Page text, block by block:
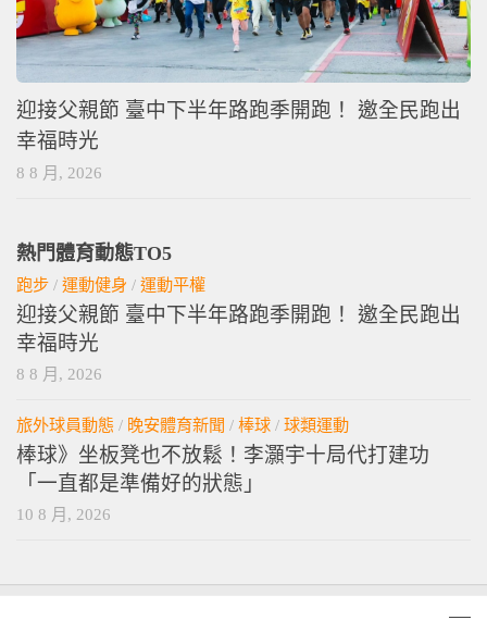
迎接父親節 臺中下半年路跑季開跑！ 邀全民跑出
幸福時光
8 8 月, 2026
熱門體育動態TO5
跑步 / 運動健身 / 運動平權
迎接父親節 臺中下半年路跑季開跑！ 邀全民跑出
幸福時光
8 8 月, 2026
旅外球員動態 / 晚安體育新聞 / 棒球 / 球類運動
棒球》坐板凳也不放鬆！李灝宇十局代打建功
「一直都是準備好的狀態」
10 8 月, 2026